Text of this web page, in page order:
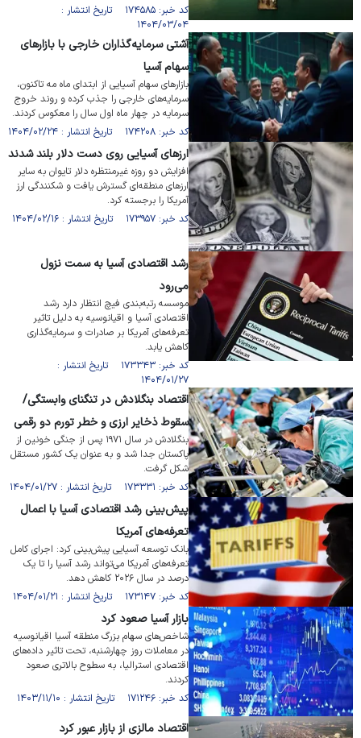
کد خبر: ۱۷۴۵۸۵ تاریخ انتشار :
۱۴۰۴/۰۳/۰۴
آشتی سرمایه‌گذاران خارجی با بازار‌های
سهام آسیا
بازار‌های سهام آسیایی از ابتدای ماه مه تاکنون،
سرمایه‌های خارجی را جذب کرده و روند خروج
سرمایه در چهار ماه اول سال را معکوس کردند.
کد خبر: ۱۷۴۲۰۸ تاریخ انتشار : ۱۴۰۴/۰۲/۲۴
ارز‌های آسیایی روی دست دلار بلند شدند
افزایش دو روزه غیرمنتظره دلار تایوان به سایر
ارز‌های منطقه‌ای گسترش یافت و شکنندگی ارز
آمریکا را برجسته کرد.
کد خبر: ۱۷۳۹۵۷ تاریخ انتشار : ۱۴۰۴/۰۲/۱۶
رشد اقتصادی آسیا به سمت نزول
می‌رود
موسسه رتبه‌بندی فیچ انتظار دارد رشد
اقتصادی آسیا و اقیانوسیه به دلیل تاثیر
تعرفه‌های آمریکا بر صادرات و سرمایه‌گذاری
کاهش یابد.
کد خبر: ۱۷۳۳۴۳ تاریخ انتشار :
۱۴۰۴/۰۱/۲۷
اقتصاد بنگلادش در تنگنای وابستگی/
سقوط ذخایر ارزی و خطر تورم دو رقمی
بنگلادش در سال ۱۹۷۱ پس از جنگی خونین از
پاکستان جدا شد و به عنوان یک کشور مستقل
شکل گرفت.
کد خبر: ۱۷۳۳۳۱ تاریخ انتشار : ۱۴۰۴/۰۱/۲۷
پیش‌بینی رشد اقتصادی آسیا با اعمال
تعرفه‌های آمریکا
بانک توسعه آسیایی پیش‌بینی کرد: اجرای کامل
تعرفه‌های آمریکا می‌تواند رشد آسیا را تا یک
درصد در سال ۲۰۲۶ کاهش دهد.
کد خبر: ۱۷۳۱۴۷ تاریخ انتشار : ۱۴۰۴/۰۱/۲۱
بازار آسیا صعود کرد
شاخص‌های سهام بزرگ منطقه آسیا اقیانوسیه
در معاملات روز چهارشنبه، تحت تاثیر داده‌های
اقتصادی استرالیا، به سطوح بالاتری صعود
کردند.
کد خبر: ۱۷۱۲۴۶ تاریخ انتشار : ۱۴۰۳/۱۱/۱۰
اقتصاد مالزی از بازار عبور کرد